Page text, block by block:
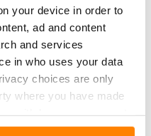
your device in order to
ad and content
and services
in who uses your data
choices are only
where you have made
or by clicking on